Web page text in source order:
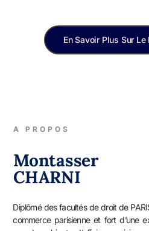
En Savoir Plus Sur
A PROPOS
Montasser
CHARNI
Diplômé des facultés de droit de
commerce parisienne et fort d’une